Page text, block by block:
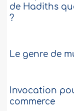
de Hadiths
?
Le genre de
Invocation
commerce